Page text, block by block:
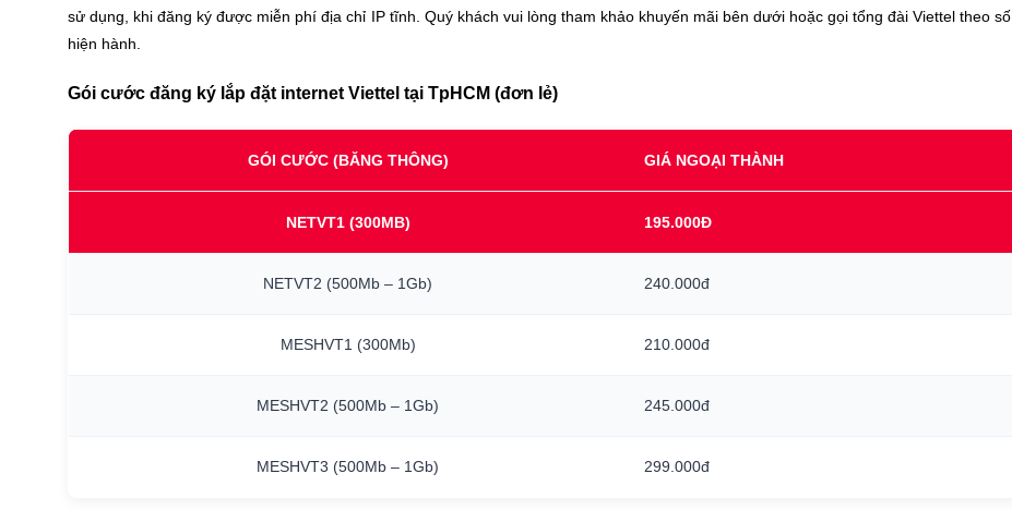
sử dụng, khi đăng ký được miễn phí địa chỉ IP tĩnh. Quý khách vui lòng tham khảo khuyến mãi bên dưới hoặc gọi tổng đài Viettel theo số
hiện hành.
Gói cước đăng ký lắp đặt internet Viettel tại TpHCM (đơn lẻ)
GÓI CƯỚC (BĂNG THÔNG) GIÁ NGOẠI THÀNH
NETVT1 (300MB) 195.000Đ
NETVT2 (500Mb – 1Gb) 240.000đ
MESHVT1 (300Mb) 210.000đ
MESHVT2 (500Mb – 1Gb) 245.000đ
MESHVT3 (500Mb – 1Gb) 299.000đ